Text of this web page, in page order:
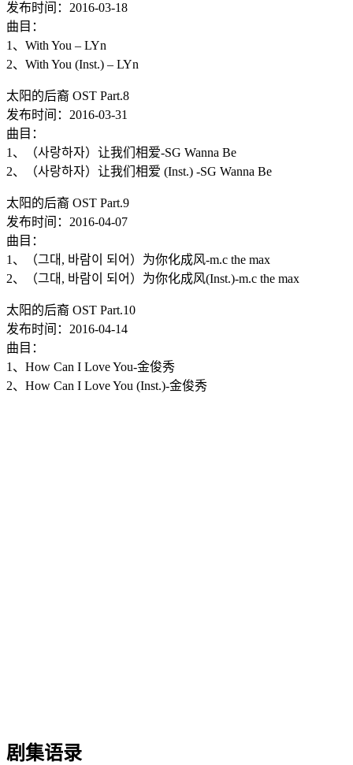
发布时间：2016-03-18
曲目：
1、With You – LYn
2、With You (Inst.) – LYn
太阳的后裔 OST Part.8
发布时间：2016-03-31
曲目：
1、（사랑하자）让我们相爱-SG Wanna Be
2、（사랑하자）让我们相爱 (Inst.) -SG Wanna Be
太阳的后裔 OST Part.9
发布时间：2016-04-07
曲目：
1、（그대, 바람이 되어）为你化成风-m.c the max
2、（그대, 바람이 되어）为你化成风(Inst.)-m.c the max
太阳的后裔 OST Part.10
发布时间：2016-04-14
曲目：
1、How Can I Love You-金俊秀
2、How Can I Love You (Inst.)-金俊秀
剧集语录